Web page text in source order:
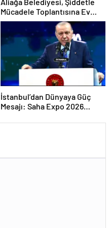
Aliağa Belediyesi, Şiddetle
Mücadele Toplantısına Ev
Sahipliği Yaptı
İstanbul’dan Dünyaya Güç
Mesajı: Saha Expo 2026